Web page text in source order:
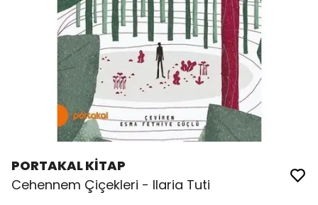
PORTAKAL KİTAP
Cehennem Çiçekleri - Ilaria Tuti